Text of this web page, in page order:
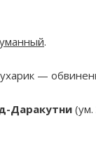
.
—
Даракутни (ум.